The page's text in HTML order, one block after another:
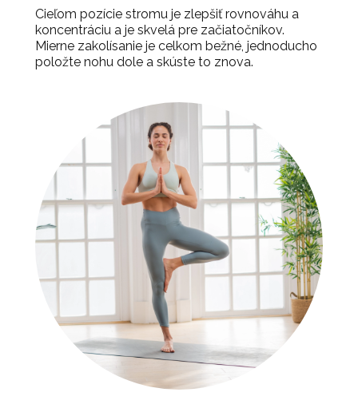
Cieľom pozície stromu je zlepšiť rovnováhu a
koncentráciu a je skvelá pre začiatočníkov.
Mierne zakolísanie je celkom bežné, jednoducho
položte nohu dole a skúste to znova.